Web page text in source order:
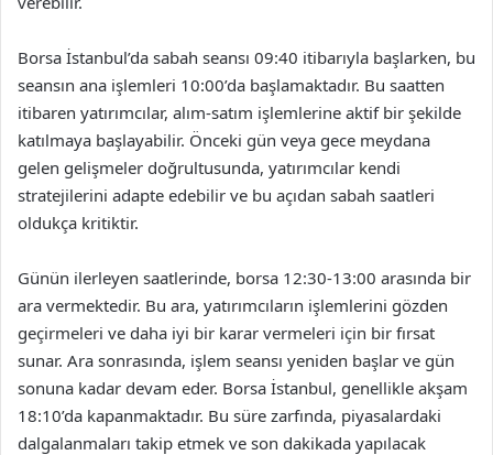
Borsa İstanbul’da sabah seansı 09:40 itibarıyla başlarken, bu
seansın ana işlemleri 10:00’da başlamaktadır. Bu saatten
itibaren yatırımcılar, alım-satım işlemlerine aktif bir şekilde
katılmaya başlayabilir. Önceki gün veya gece meydana
gelen gelişmeler doğrultusunda, yatırımcılar kendi
stratejilerini adapte edebilir ve bu açıdan sabah saatleri
oldukça kritiktir.
Günün ilerleyen saatlerinde, borsa 12:30-13:00 arasında bir
ara vermektedir. Bu ara, yatırımcıların işlemlerini gözden
geçirmeleri ve daha iyi bir karar vermeleri için bir fırsat
sunar. Ara sonrasında, işlem seansı yeniden başlar ve gün
sonuna kadar devam eder. Borsa İstanbul, genellikle akşam
18:10’da kapanmaktadır. Bu süre zarfında, piyasalardaki
dalgalanmaları takip etmek ve son dakikada yapılacak